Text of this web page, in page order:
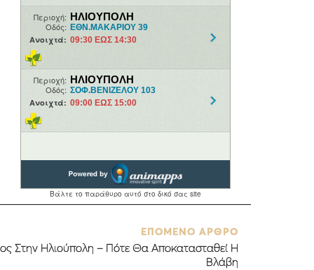
ΕΠΟΜΕΝΟ ΑΡΘΡΟ
Στην Ηλιούπολη – Πότε Θα Αποκατασταθεί Η
Βλάβη